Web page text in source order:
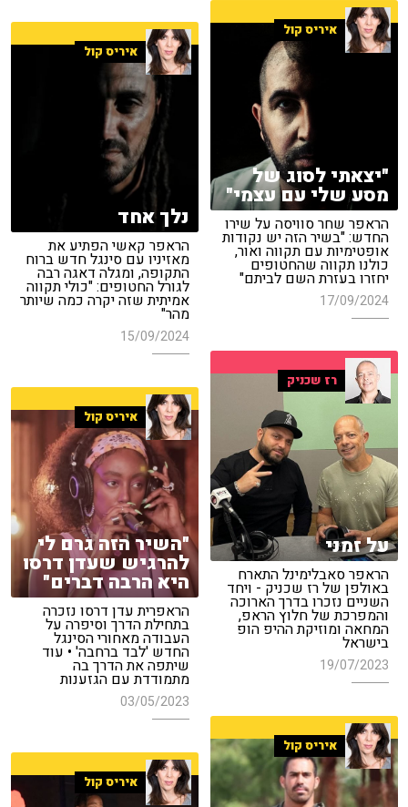
איריס קול
"יצאתי לסוג של
מסע שלי עם עצמי"
הראפר שחר סוויסה על שירו
החדש: "בשיר הזה יש נקודות
אופטימיות עם תקווה ואור,
כולנו תקווה שהחטופים
יחזרו בעזרת השם לביתם"
17/09/2024
איריס קול
נלך אחד
הראפר קאשי הפתיע את
מאזיניו עם סינגל חדש ברוח
התקופה, ומגלה דאגה רבה
לגורל החטופים: "כולי תקווה
אמיתית שזה יקרה כמה שיותר
מהר"
15/09/2024
רז שכניק
על זמני
הראפר סאבלימינל התארח
באולפן של רז שכניק - ויחד
השניים נזכרו בדרך הארוכה
והמפרכת של חלוץ הראפ,
המחאה ומוזיקת ההיפ הופ
בישראל
19/07/2023
איריס קול
"השיר הזה גרם לי
להרגיש שעדן דרסו
היא הרבה דברים"
הראפרית עדן דרסו נזכרה
בתחילת הדרך וסיפרה על
העבודה מאחורי הסינגל
החדש 'לבד ברחבה' • עוד
שיתפה את הדרך בה
מתמודדת עם הגזענות
03/05/2023
איריס קול
איריס קול